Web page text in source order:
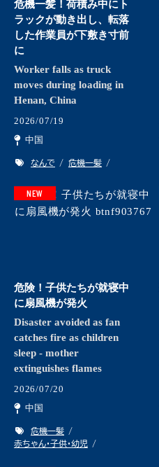
危機一髪！荷積み中にト
ラックが動き出し、転落
した作業員が下敷き寸前
に
Worker falls as truck
moves during loading in
Henan, China
2026/07/19
中国
なんで 危機一髪
NEW
危険！子供たちが就寝中
に扇風機が発火
Disaster avoided as fan
catches fire as children
sleep - mother
extinguishes flames
2026/07/20
中国
危機一髪
赤ちゃん・子供・幼児